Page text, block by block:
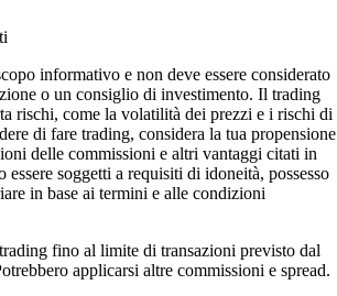
informativo e non deve essere considerato
o un consiglio di investimento. Il trading
rischi, come la volatilità dei prezzi e i rischi di
di fare trading, considera la tua propensione
delle commissioni e altri vantaggi citati in
essere soggetti a requisiti di idoneità, possesso
in base ai termini e alle condizioni
fino al limite di transazioni previsto dal
applicarsi altre commissioni e spread.